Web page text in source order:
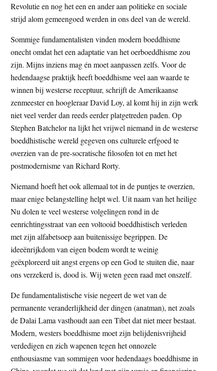
Revolutie en nog het een en ander aan politieke en sociale
strijd alom gemeengoed werden in ons deel van de wereld.
Sommige fundamentalisten vinden modern boeddhisme
onecht omdat het een adaptatie van het oerboeddhisme zou
zijn. Mijns inziens mag én moet aanpassen zelfs. Voor de
hedendaagse praktijk heeft boeddhisme veel aan waarde te
winnen bij westerse receptuur, schrijft de Amerikaanse
zenmeester en hoogleraar David Loy, al komt hij in zijn werk
niet veel verder dan reeds eerder platgetreden paden. Op
Stephen Batchelor na lijkt het vrijwel niemand in de westerse
boeddhistische wereld gegeven ons culturele erfgoed te
overzien van de pre-socratische filosofen tot en met het
postmodernisme van Richard Rorty.
Niemand hoeft het ook allemaal tot in de puntjes te overzien,
maar enige belangstelling helpt wel. Uit naam van het heilige
Nu dolen te veel westerse volgelingen rond in de
eenrichtingsstraat van een voltooid boeddhistisch verleden
met zijn alfabetsoep aan buitenissige begrippen. De
ideeënrijkdom van eigen bodem wordt te weinig
geëxploreerd uit angst ergens op een God te stuiten die, naar
ons verzekerd is, dood is. Wij weten geen raad met onszelf.
De fundamentalistische visie negeert de wet van de
permanente veranderlijkheid der dingen (anatman), net zoals
de Dalai Lama vasthoudt aan een Tibet dat niet meer bestaat.
Modern, westers boeddhisme moet zijn belijdenisvrijheid
verdedigen en zich wapenen tegen het onnozele
enthousiasme van sommigen voor hedendaags boeddhisme in